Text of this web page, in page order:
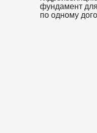
фундамент
по одному